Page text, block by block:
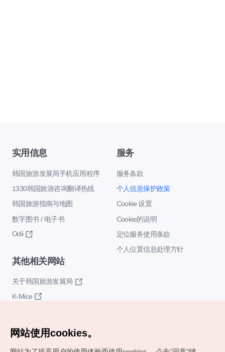
实用信息
韩国旅游发展局手机应用程序
1330韩国旅游咨询翻译热线
韩国旅游指南与地图
数字图书 / 电子书
Odii
服务
服务条款
个人信息保护政策
Cookie 设置
Cookie的说明
定位服务使用条款
个人位置信息处理方针
其他相关网站
关于韩国旅游发展局
K-Mice
网站使用cookies。